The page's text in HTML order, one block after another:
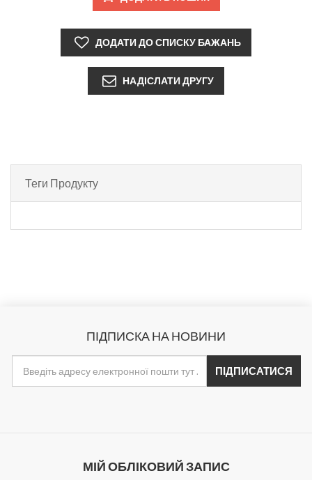
Теги Продукту
ПІДПИСКА НА НОВИНИ
МІЙ ОБЛІКОВИЙ ЗАПИС